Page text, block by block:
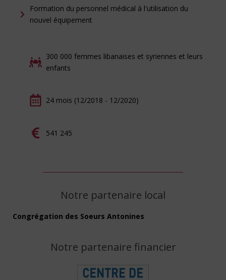
Formation du personnel médical à l'utilisation du
nouvel équipement
300 000 femmes libanaises et syriennes et leurs
enfants
24 mois (12/2018 - 12/2020)
541 245
Notre partenaire local
Congrégation des Soeurs Antonines
Notre partenaire financier